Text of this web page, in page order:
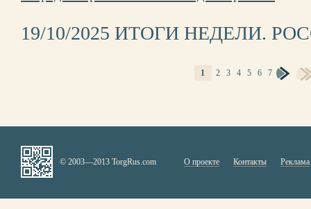
19/10/2025 ИТОГИ НЕДЕЛИ.
1 2 3 4 5 6 7
© 2003—2013 TorgRus.com О проекте Контакты Реклама